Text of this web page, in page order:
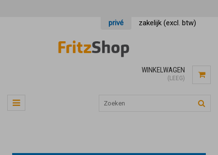
privé zakelijk (excl. btw)
WINKELWAGEN
(LEEG)